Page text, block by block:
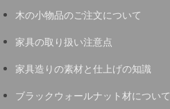
木の小物品のご注文について
家具の取り扱い注意点
家具造りの素材と仕上げの知識
ブラックウォールナット材について